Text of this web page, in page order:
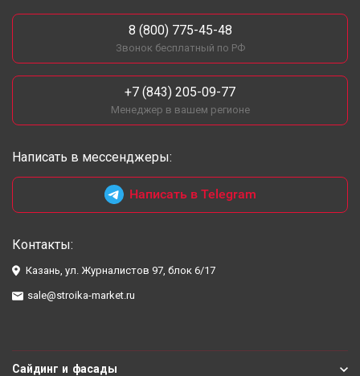
8 (800) 775-45-48
Звонок бесплатный по РФ
+7 (843) 205-09-77
Менеджер в вашем регионе
Написать в мессенджеры:
Написать в Telegram
Контакты:
Казань, ул. Журналистов 97, блок 6/17
sale@stroika-market.ru
Сайдинг и фасады